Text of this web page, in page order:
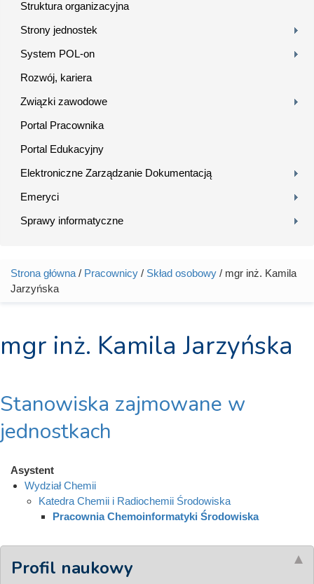
Struktura organizacyjna
Strony jednostek
System POL-on
Rozwój, kariera
Związki zawodowe
Portal Pracownika
Portal Edukacyjny
Elektroniczne Zarządzanie Dokumentacją
Emeryci
Sprawy informatyczne
Jesteś tutaj
Strona główna / Pracownicy / Skład osobowy / mgr inż. Kamila
Jarzyńska
mgr inż. Kamila Jarzyńska
Stanowiska zajmowane w
jednostkach
Asystent
Wydział Chemii
Katedra Chemii i Radiochemii Środowiska
Pracownia Chemoinformatyki Środowiska
Profil naukowy